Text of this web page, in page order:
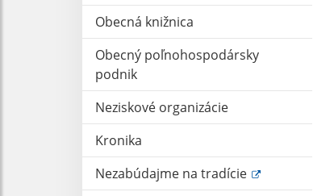
Obecná knižnica
Obecný poľnohospodársky
podnik
Neziskové organizácie
Kronika
Nezabúdajme na tradície